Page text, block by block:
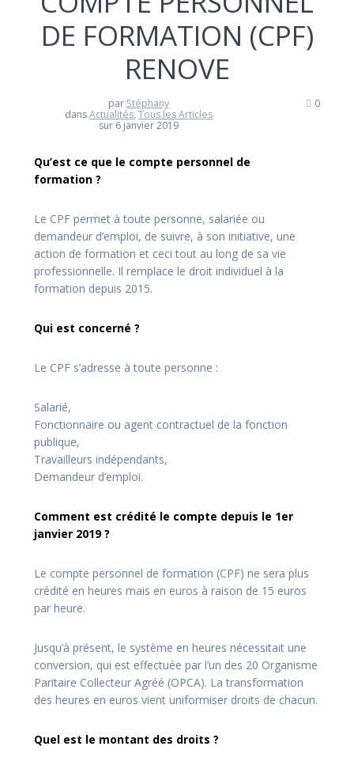
DE FORMATION (CPF)
RENOVE
par Stéphany
dansActualités,Tous les Articles
sur 6 janvier 2019
0
Qu’est ce que le compte personnel de
formation ?
Le CPF permet à toute personne, salariée ou
demandeur d’emploi, de suivre, à son initiative, une
action de formation et ceci tout au long de sa vie
professionnelle. Il remplace le droit individuel à la
formation depuis 2015.
Qui est concerné ?
Le CPF s’adresse à toute personne :
Salarié,
Fonctionnaire ou agent contractuel de la fonction
publique,
Travailleurs indépendants,
Demandeur d’emploi.
Comment est crédité le compte depuis le 1er
janvier 2019 ?
Le compte personnel de formation (CPF) ne sera plus
crédité en heures mais en euros à raison de 15 euros
par heure.
Jusqu’à présent, le système en heures nécessitait une
conversion, qui est effectuée par l’un des 20 Organisme
Paritaire Collecteur Agréé (OPCA). La transformation
des heures en euros vient uniformiser droits de chacun.
Quel est le montant des droits ?